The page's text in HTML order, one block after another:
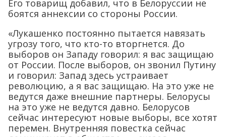
выборов он Западу говорил: я вас защищаю
от России. После выборов, он звонил Путину
и говорил: Запад здесь устраивает
революцию, а я вас защищаю. На это уже не
ведутся даже внешние партнеры. Белорусы
на это уже не ведутся давно. Белорусов
сейчас интересуют новые выборы, все хотят
перемен. Внутренняя повестка сейчас
доминирует в обществе», – сказал
Родненков.
Ранее белорусская община Крыма
опубликовала открытое обращение к